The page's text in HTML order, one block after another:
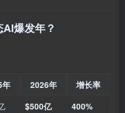
爆发年？
年 2026年
增长率
$500亿
400%